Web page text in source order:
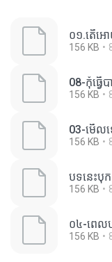
156 KB
08-កុំធ្វើ
156 KB
03-មើល
156 KB
បទនេះបុ
156 KB
០៤-ពេល
156 KB